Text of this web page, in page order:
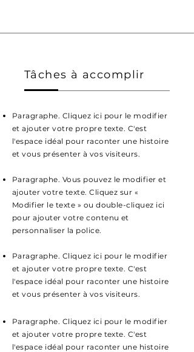
Tâches à accomplir
Paragraphe. Cliquez ici pour le modifier
et ajouter votre propre texte. C'est
l'espace idéal pour raconter une histoire
et vous présenter à vos visiteurs.
Paragraphe. Vous pouvez le modifier et
ajouter votre texte. Cliquez sur «
Modifier le texte » ou double-cliquez ici
pour ajouter votre contenu et
personnaliser la police.
Paragraphe. Cliquez ici pour le modifier
et ajouter votre propre texte. C'est
l'espace idéal pour raconter une histoire
et vous présenter à vos visiteurs.
Paragraphe. Cliquez ici pour le modifier
et ajouter votre propre texte. C'est
l'espace idéal pour raconter une histoire